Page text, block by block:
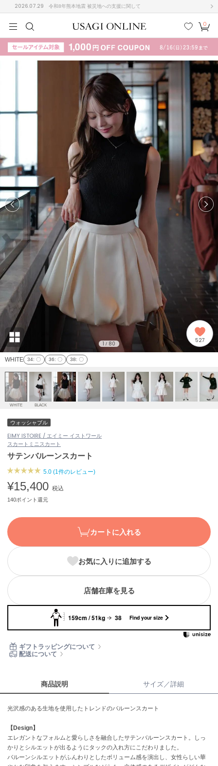
2026.07.29 令和8年熊本地震 被災地への支援に関して
検索
お気
に入
カー
ト
0
KIDSBABYBEAUTYLIFE STYLE
(708)
ス/ドレス (1160)
ームウェア (541)
(121)
(2008)
リー (655)
ョン雑貨 (848)
/ランジェリー (127)
ェア (124)
(121)
KIDSBABYBEAUTYLIFE STYLE
F
I J M N
S U
Z
その
他
ACYM
アシーム
アディダス
adidas by Stella McCartney
アディダス バイ ステラマッカートニー
ALLISON BROWN
アリソンブラウン
amabro
アマブロ
Ame no chi Hare
アメノチハレ
AMOMMA
アモマ
ánuans
アニュアンス
ànuke
アンヌーク
ASICS
アシックス
Ballelite
バレリット
BANDOLIER
バンドリヤー
Barbour
バブアー
Beyond Closet
ビヨンドクローゼット
カルバン・クライン
CELFORD
セルフォード
クラークス
CODE A
コードエー
COLE HAAN
WHITE 34: 〇 36: 〇 38: 〇
1 / 80 527
WHITE BLACK
ウォッシャブル
EIMY ISTOIRE / エイミー イストワール
スカート ミニスカート
サテンバルーンスカート
5.0 (1件のレビュー)
¥15,400 税込
140ポイント還元
カートに入れる
お気に入りに追加する
店舗在庫を見る
159cm / 51kg 38 Find your size
ギフトラッピングについて
配送について
商品説明 サイズ／詳細
光沢感のある生地を使用したトレンドのバルーンスカート
【Design】
エレガントなフォルムと愛らしさを融合したサテンバルーンスカート。しっ
かりとシルエットが出るようにタックの入れ方にこだわりました。
バルーンシルエットがふんわりとしたボリューム感を演出し、女性らしい華